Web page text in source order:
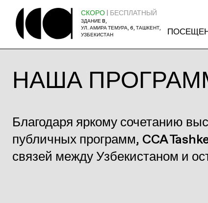
СКОРО | БЕСПЛАТНЫЙ
ЗДАНИЕ B,
УЛ. АМИРА ТЕМУРА, 6, ТАШКЕНТ,
УЗБЕКИСТАН
НАША
Благодаря яркому сочетанию
публичных программ, CCA
связей между Узбекистаном и